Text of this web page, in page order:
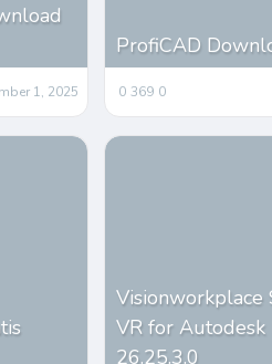
1, 2025
ProfiCAD
0 369 0
Visionworkplace
VR for
26.25.3.0